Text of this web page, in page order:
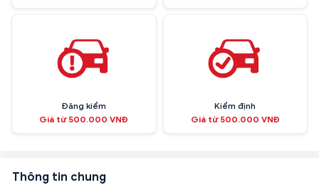
Đăng kiểm
Giá từ 500.000 VNĐ
Kiểm định
Giá từ 500.000 VNĐ
Thông tin chung